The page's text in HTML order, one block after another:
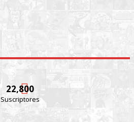
22,800
Suscriptores